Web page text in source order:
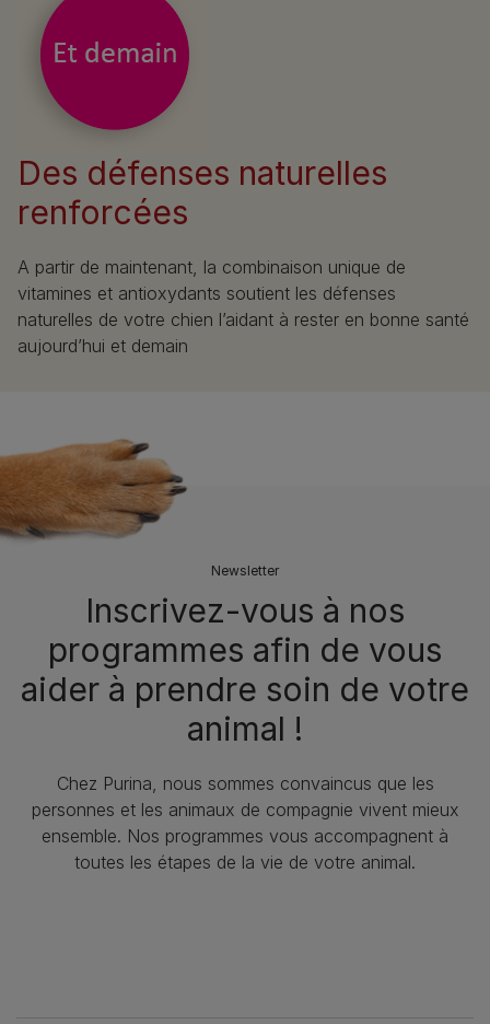
Des défenses naturelles
renforcées
A partir de maintenant, la combinaison unique de
vitamines et antioxydants soutient les défenses
naturelles de votre chien l’aidant à rester en bonne santé
aujourd’hui et demain
Newsletter
Inscrivez-vous à nos
programmes afin de vous
aider à prendre soin de votre
animal !
Chez Purina, nous sommes convaincus que les
personnes et les animaux de compagnie vivent mieux
ensemble. Nos programmes vous accompagnent à
toutes les étapes de la vie de votre animal.​